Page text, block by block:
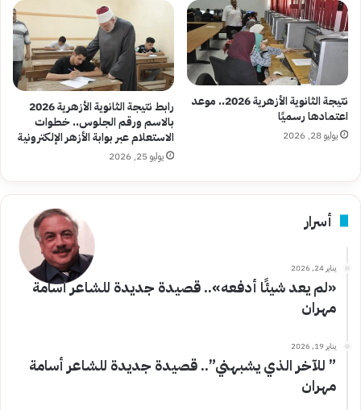
نتيجة الثانوية الأزهرية 2026.. موعد
اعتمادها رسميًا
يوليو 28, 2026
رابط نتيجة الثانوية الأزهرية 2026
بالاسم ورقم الجلوس.. خطوات
الاستعلام عبر بوابة الأزهر الإلكترونية
يوليو 25, 2026
أسرار
يناير 24, 2026
«لم يعد شيئًا أدفعه».. قصيدة جديدة للشاعر أسامة
مهران
يناير 19, 2026
” للآخر الذي يشبهني”.. قصيدة جديدة للشاعر أسامة
مهران